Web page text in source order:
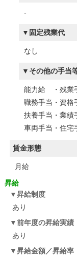
-
固定残業代
なし
その他の手当
能力給 ・残業
職務手当・資格
扶養手当・業績
車両手当・住宅
賃金形態
月給
昇給
昇給制度
あり
前年度の昇給実績
あり
昇給金額／昇給率